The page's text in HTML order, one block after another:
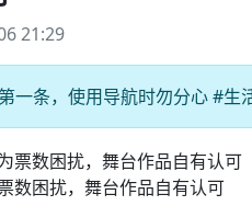
21:29
一条，使用导航时勿分心 #
数困扰，舞台作品自有认可